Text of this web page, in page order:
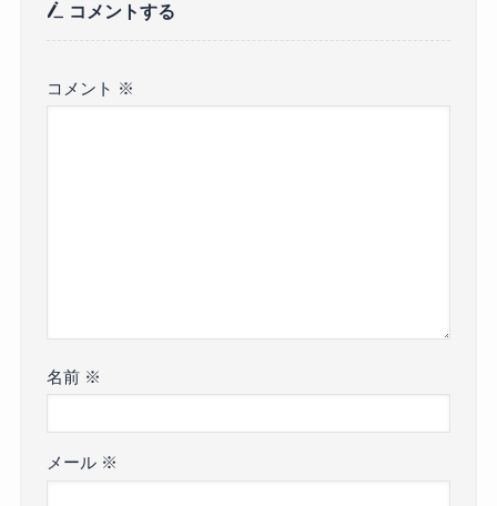
コメントする
コメント ※
名前 ※
メール ※